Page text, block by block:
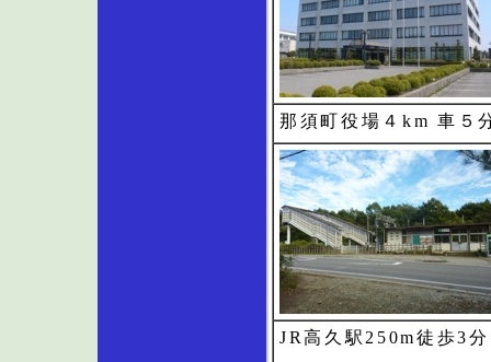
那須町役場４km 車５
JR高久駅250m徒歩3分